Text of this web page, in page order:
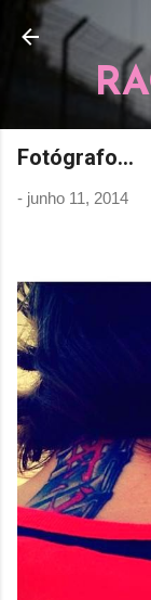
Fotógrafo...
- junho 11, 2014